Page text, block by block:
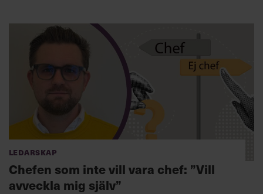
Ledarskap
Chefen som inte vill vara chef: ”Vill
avveckla mig själv”